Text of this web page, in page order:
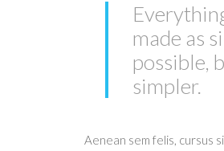
made as
possible,
simpler.
Aenean sem felis, cursus